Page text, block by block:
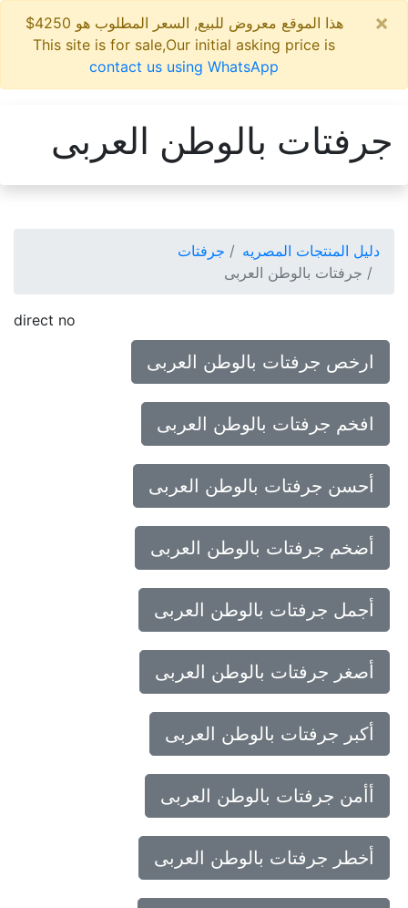
هذا الموقع معروض للبيع, السعر المطلوب هو 4250$
This site is for sale,Our initial asking price is
contact us using WhatsApp
جرفتات بالوطن العربى
دليل المنتجات المصريه
جرفتات
جرفتات بالوطن العربى
direct no
ارخص جرفتات بالوطن العربى
افخم جرفتات بالوطن العربى
أحسن جرفتات بالوطن العربى
أضخم جرفتات بالوطن العربى
أجمل جرفتات بالوطن العربى
أصغر جرفتات بالوطن العربى
أكبر جرفتات بالوطن العربى
أأمن جرفتات بالوطن العربى
أخطر جرفتات بالوطن العربى